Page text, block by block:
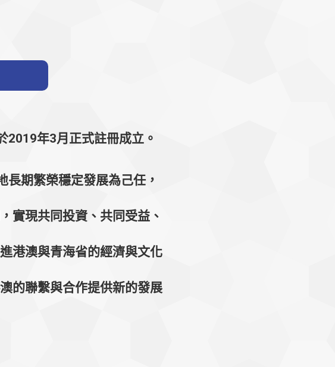
年3月正式註冊成立。
期繁榮穩定發展為己任，
實現共同投資、共同受益、
港澳與青海省的經濟與文化
的聯繫與合作提供新的發展